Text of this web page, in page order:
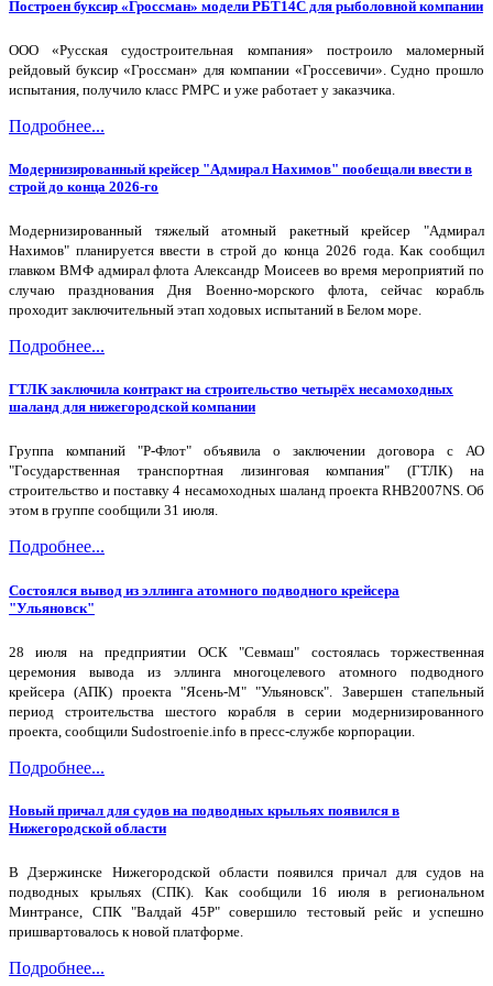
Построен буксир «Гроссман» модели РБТ14С для рыболовной компании
ООО «Русская судостроительная компания» построило маломерный
рейдовый буксир «Гроссман» для компании «Гроссевичи». Судно прошло
испытания, получило класс РМРС и уже работает у заказчика.
Подробнее...
Модернизированный крейсер "Адмирал Нахимов" пообещали ввести в
строй до конца 2026-го
Модернизированный тяжелый атомный ракетный крейсер "Адмирал
Нахимов" планируется ввести в строй до конца 2026 года. Как сообщил
главком ВМФ адмирал флота Александр Моисеев во время мероприятий по
случаю празднования Дня Военно-морского флота, сейчас корабль
проходит заключительный этап ходовых испытаний в Белом море.
Подробнее...
ГТЛК заключила контракт на строительство четырёх несамоходных
шаланд для нижегородской компании
Группа компаний "Р-Флот" объявила о заключении договора с АО
"Государственная транспортная лизинговая компания" (ГТЛК) на
строительство и поставку 4 несамоходных шаланд проекта RHB2007NS. Об
этом в группе сообщили 31 июля.
Подробнее...
Состоялся вывод из эллинга атомного подводного крейсера
"Ульяновск"
28 июля на предприятии ОСК "Севмаш" состоялась торжественная
церемония вывода из эллинга многоцелевого атомного подводного
крейсера (АПК) проекта "Ясень-М" "Ульяновск". Завершен стапельный
период строительства шестого корабля в серии модернизированного
проекта, сообщили Sudostroenie.info в пресс-службе корпорации.
Подробнее...
Новый причал для судов на подводных крыльях появился в
Нижегородской области
В Дзержинске Нижегородской области появился причал для судов на
подводных крыльях (СПК). Как сообщили 16 июля в региональном
Минтрансе, СПК "Валдай 45Р" совершило тестовый рейс и успешно
пришвартовалось к новой платформе.
Подробнее...